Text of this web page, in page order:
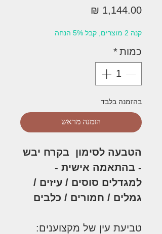
קנה 2 מוצרים, קבל 5% הנחה
כמות*
בהזמנה בלבד
הזמנה מראש
הטבעה לסימון בקרח יבש
- בהתאמה אישית -
למגדלים סוסים / עיזים /
גמלים / חמורים / כלבים
טביעת עין של מקצוענים: